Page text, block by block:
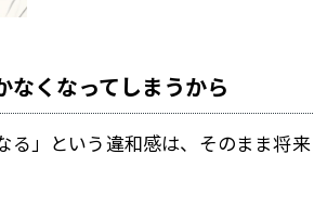
くなってしまうから
る」という違和感は、そのまま将来